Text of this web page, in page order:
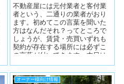
不動産屋には元付業者と客付業
者という、二通りの業者がおり
ます。初めてこの言葉を聞いた
方はなんだそれ？ってところで
しょうが、賃貸・売買いずれも
契約が存在する場所には必ずこ
の言葉が付いてきます。本日は
たします。 ...
オーナー様向け情報